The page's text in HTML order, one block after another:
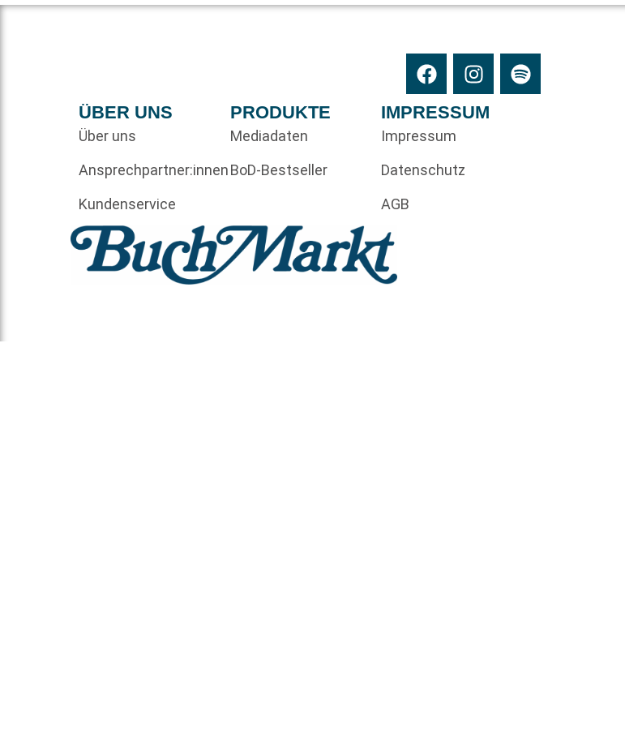
ÜBER UNS
Über uns
Ansprechpartner:innen
Kundenservice
PRODUKTE
Mediadaten
BoD-Bestseller
IMPRESSUM
Impressum
Datenschutz
AGB